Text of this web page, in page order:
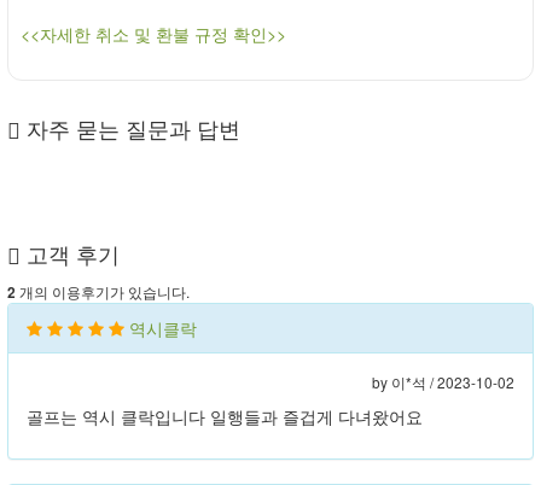
<<자세한 취소 및 환불 규정 확인>>
자주 묻는 질문과 답변
고객 후기
2 개의 이용후기가 있습니다.
역시클락
by 이*석 /2023-10-02
골프는 역시 클락입니다 일행들과 즐겁게 다녀왔어요